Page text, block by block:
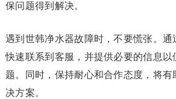
保问题得到解决。
遇到世韩净水器故障时，不要慌张。通
快速联系到客服，并提供必要的信息以
题。同时，保持耐心和合作态度，将
决方案。